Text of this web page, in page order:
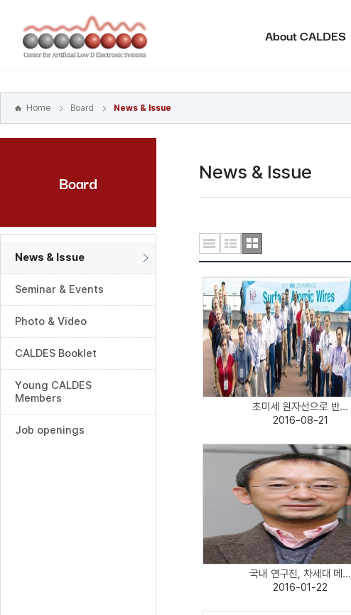
바로가기
주메뉴
바로가기
About CALDES
Home Board News & Issue
Board
News & Issue
Seminar & Events
Photo & Video
CALDES Booklet
Young CALDES
Members
Job openings
News & Issue
초미세 원자선으로 반...
2016-08-21
국내 연구진, 차세대 메...
2016-01-22